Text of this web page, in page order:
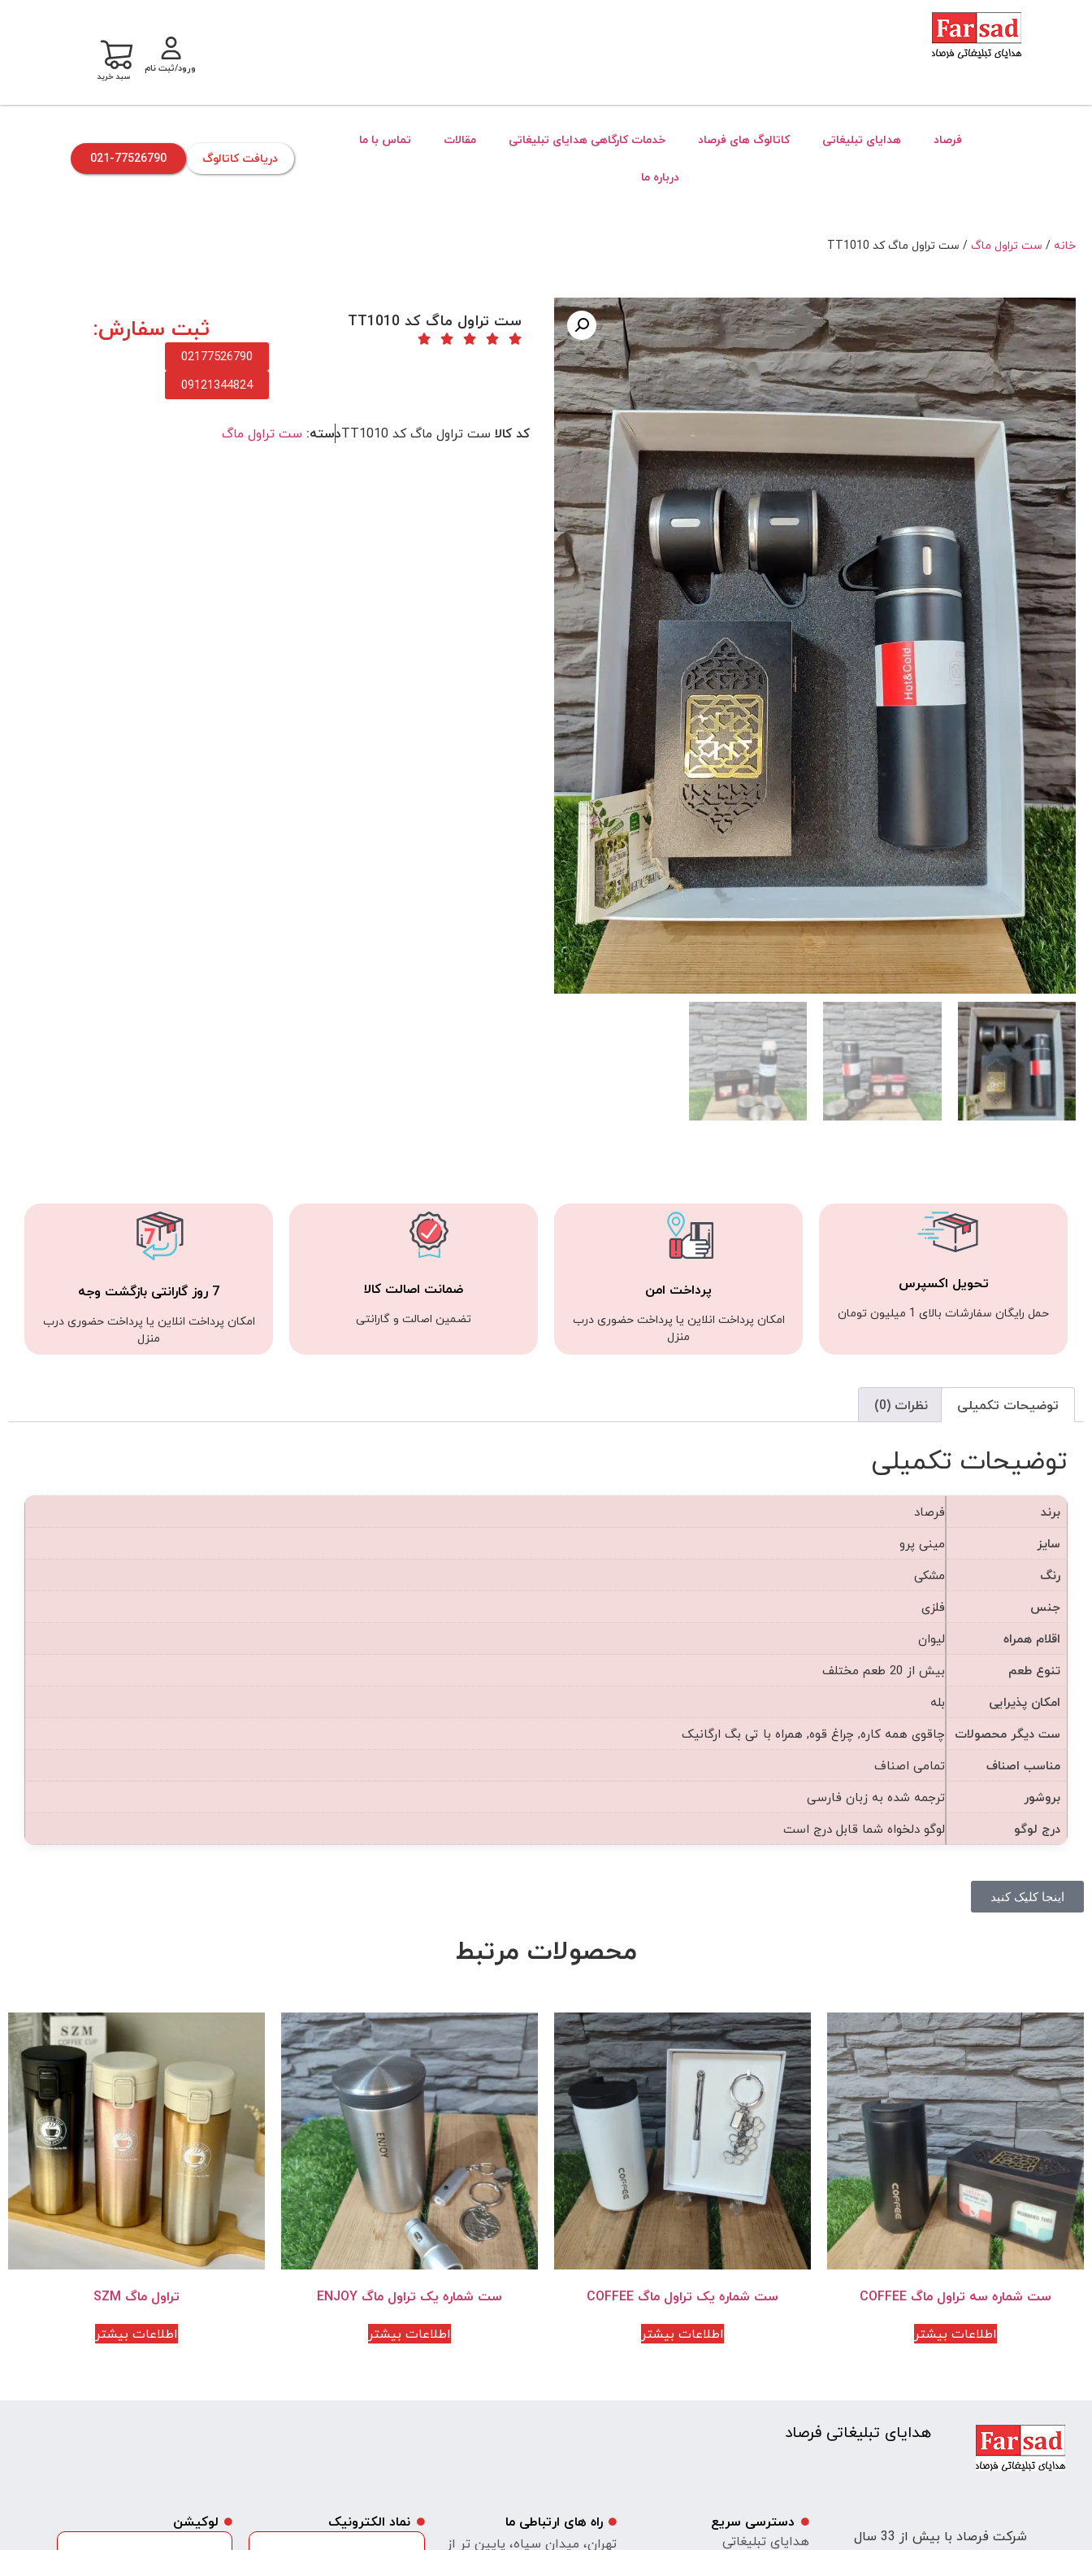
ورود/ثبت نام
سبد خرید
فرصاد هدایای تبلیغاتی کاتالوگ های فرصاد خدمات کارگاهی هدایای تبلیغاتی مقالات
تماس با ما
درباره ما
دریافت کاتالوگ 021-77526790
خانه / ست تراول ماگ/ ست تراول ماگ کد TT1010
ست تراول ماگ کد TT1010 ثبت سفارش:
02177526790
09121344824
کد کالا ست تراول ماگ کد TT1010 دسته: ست تراول ماگ
تحویل اکسپرس
حمل رایگان سفارشات بالای 1 میلیون تومان
پرداخت امن
امکان پرداخت انلاین یا پرداخت حضوری درب
منزل
ضمانت اصالت کالا
تضمین اصالت و گارانتی
7 روز گارانتی بازگشت وجه
امکان پرداخت انلاین یا پرداخت حضوری درب
منزل
توضیحات تکمیلی نظرات (0)
توضیحات تکمیلی
برند
فرصاد
سایز
مینی پرو
رنگ
مشکی
جنس
فلزی
اقلام همراه
لیوان
تنوع طعم
بیش از 20 طعم مختلف
امکان پذیرایی
بله
ست دیگر محصولات چاقوی همه کاره, چراغ قوه, همراه با تی بگ ارگانیک
مناسب اصناف
تمامی اصناف
بروشور
ترجمه شده به زبان فارسی
درج لوگو
لوگو دلخواه شما قابل درج است
اینجا کلیک کنید
محصولات مرتبط
ست شماره سه تراول ماگ COFFEE
اطلاعات بیشتر
ست شماره یک تراول ماگ COFFEE
اطلاعات بیشتر
ست شماره یک تراول ماگ ENJOY
اطلاعات بیشتر
تراول ماگ SZM
اطلاعات بیشتر
هدایای تبلیغاتی فرصاد
شرکت فرصاد با بیش از 33 سال
دسترسی سریع
هدایای تبلیغاتی
راه های ارتباطی ما
تهران، میدان سپاه، پایین تر از
نماد الکترونیک لوکیشن